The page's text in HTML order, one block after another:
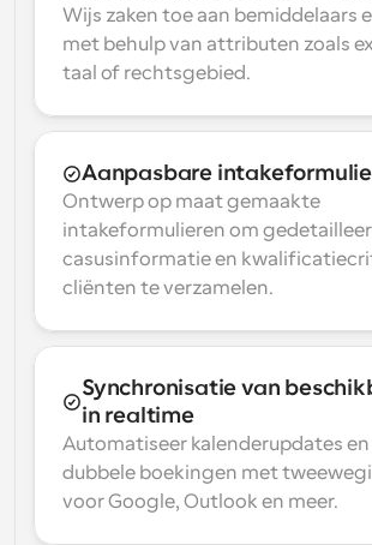
Wijs zaken toe aan bemiddelaars
met behulp van attributen zoals
taal of rechtsgebied.
Aanpasbare
Ontwerp op maat gemaakte
intakeformulieren om
casusinformatie en
cliënten te verzamelen.
Synchronisatie van
in realtime
Automatiseer kalenderupdates
dubbele boekingen met
voor Google, Outlook en meer.